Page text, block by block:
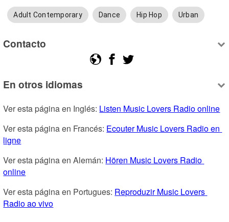
Adult Contemporary Dance Hip Hop Urban
Contacto
En otros idiomas
Ver esta página en Inglés: Listen Music Lovers Radio online
Ver esta página en Francés: Ecouter Music Lovers Radio en
ligne
Ver esta página en Alemán: Hören Music Lovers Radio
online
Ver esta página en Portugues: Reproduzir Music Lovers
Radio ao vivo